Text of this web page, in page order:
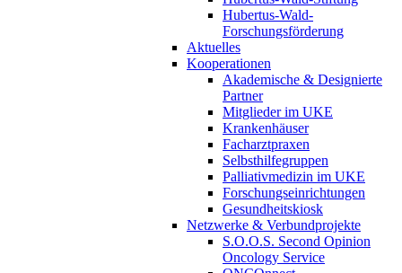
Hubertus-Wald-
Forschungsförderung
Aktuelles
Kooperationen
Akademische & Designierte
Partner
Mitglieder im UKE
Krankenhäuser
Facharztpraxen
Selbsthilfegruppen
Palliativmedizin im UKE
Forschungseinrichtungen
Gesundheitskiosk
Netzwerke & Verbundprojekte
S.O.O.S. Second Opinion
Oncology Service